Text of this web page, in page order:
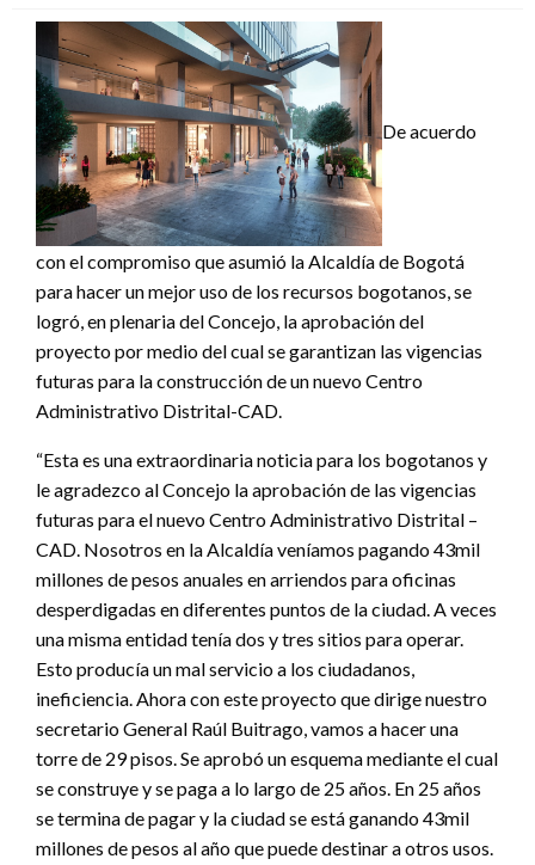
De acuerdo
con el compromiso que asumió la Alcaldía de Bogotá
para hacer un mejor uso de los recursos bogotanos, se
logró, en plenaria del Concejo, la aprobación del
proyecto por medio del cual se garantizan las vigencias
futuras para la construcción de un nuevo Centro
Administrativo Distrital-CAD.
“Esta es una extraordinaria noticia para los bogotanos y
le agradezco al Concejo la aprobación de las vigencias
futuras para el nuevo Centro Administrativo Distrital –
CAD. Nosotros en la Alcaldía veníamos pagando 43mil
millones de pesos anuales en arriendos para oficinas
desperdigadas en diferentes puntos de la ciudad. A veces
una misma entidad tenía dos y tres sitios para operar.
Esto producía un mal servicio a los ciudadanos,
ineficiencia. Ahora con este proyecto que dirige nuestro
secretario General Raúl Buitrago, vamos a hacer una
torre de 29 pisos. Se aprobó un esquema mediante el cual
se construye y se paga a lo largo de 25 años. En 25 años
se termina de pagar y la ciudad se está ganando 43mil
millones de pesos al año que puede destinar a otros usos.